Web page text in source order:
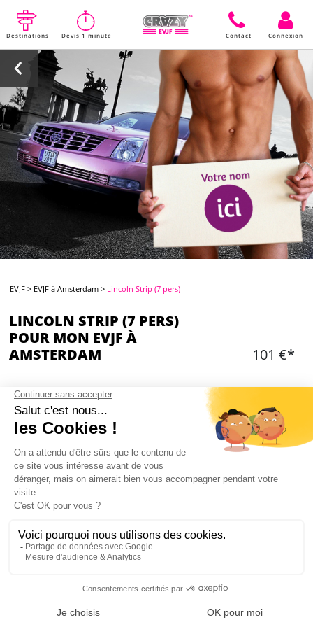
Destinations Devis 1 minute Contact Connexion
EVJF > EVJF à Amsterdam > Lincoln Strip (7 pers)
LINCOLN STRIP (7 PERS)
POUR MON EVJF À
AMSTERDAM
101 €*
CONTENU
Location d'une Lincoln Limousine
Durée 1 heure
Une bouteille de champagne local
Mon EVJF à Amsterdam